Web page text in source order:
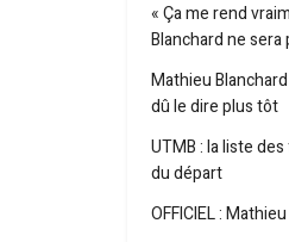
« Ça me rend
Blanchard ne sera
Mathieu
dû le dire plus tôt
UTMB : la liste
du départ
OFFICIEL :